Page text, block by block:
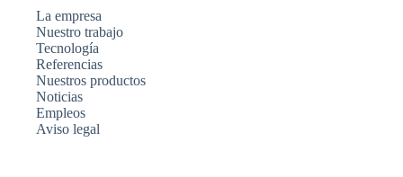
La empresa
Nuestro trabajo
Tecnología
Referencias
Nuestros productos
Noticias
Empleos
Aviso legal